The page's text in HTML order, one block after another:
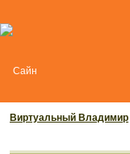
Виртуальный Владимир